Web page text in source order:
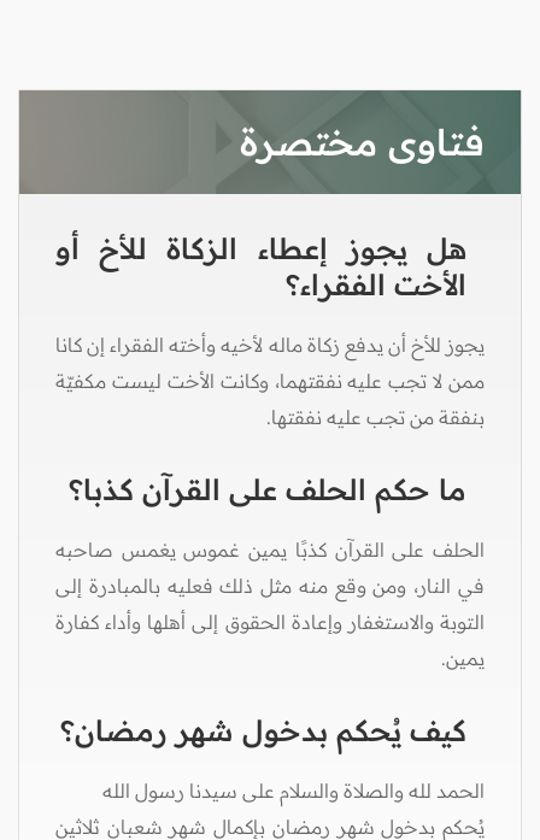
فتاوى مختصرة
هل يجوز إعطاء الزكاة للأخ أو
الأخت الفقراء؟
يجوز للأخ أن يدفع زكاة ماله لأخيه وأخته الفقراء إن كانا
ممن لا تجب عليه نفقتهما، وكانت الأخت ليست مكفيّة
بنفقة من تجب عليه نفقتها.
ما حكم الحلف على القرآن كذبا؟
الحلف على القرآن كذبًا يمين غموس يغمس صاحبه
في النار، ومن وقع منه مثل ذلك فعليه بالمبادرة إلى
التوبة والاستغفار وإعادة الحقوق إلى أهلها وأداء كفارة
يمين.
كيف يُحكم بدخول شهر رمضان؟
الحمد لله والصلاة والسلام على سيدنا رسول الله
يُحكم بدخول شهر رمضان بإكمال شهر شعبان ثلاثين